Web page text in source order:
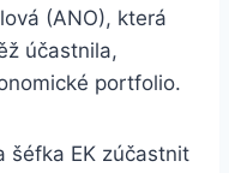
(ANO), která
účastnila,
portfolio.
šéfka EK zúčastnit